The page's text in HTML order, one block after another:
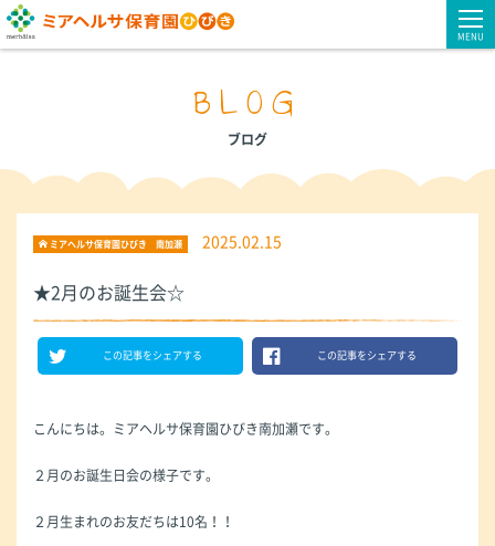
MENU
BLOG
ブログ
ミアヘルサ保育園ひびき 南加瀬 2025.02.15
★2月のお誕生会☆
この記事をシェアする この記事をシェアする
こんにちは。ミアヘルサ保育園ひびき南加瀬です。
２月のお誕生日会の様子です。
２月生まれのお友だちは10名！！